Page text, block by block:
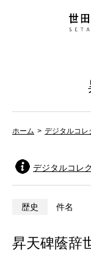
ホーム デジタルコレ
デジタルコレ
歴史 件名
昇天碑蔭辞